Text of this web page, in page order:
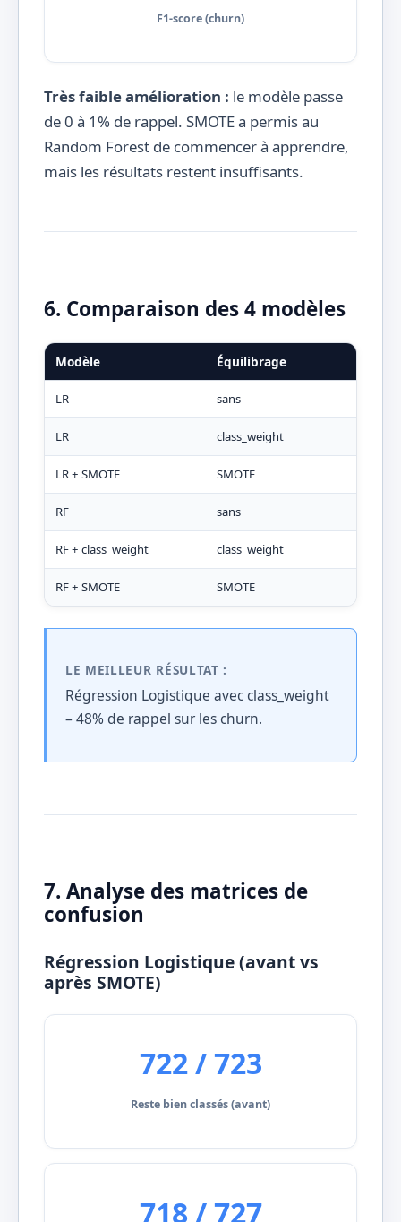
F1-score (churn)
Très faible amélioration : le modèle passe
de 0 à 1% de rappel. SMOTE a permis au
Random Forest de commencer à apprendre,
mais les résultats restent insuffisants.
6. Comparaison des 4 modèles
Modèle Équilibrage
LR sans
LR class_weight
LR + SMOTE SMOTE
RF sans
RF + class_weight class_weight
RF + SMOTE SMOTE
LE MEILLEUR RÉSULTAT :
Régression Logistique avec class_weight
– 48% de rappel sur les churn.
7. Analyse des matrices de
confusion
Régression Logistique (avant vs
après SMOTE)
722 / 723
Reste bien classés (avant)
718 / 727